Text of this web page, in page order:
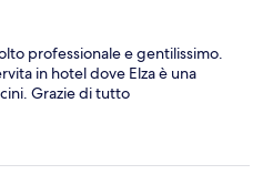
professionale e gentilissimo.
in hotel dove Elza è una
Grazie di tutto